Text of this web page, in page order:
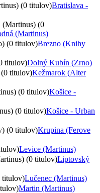
(0 titulov)Bratislava -
(Martinus) (0
(Martinus)
(0 titulov)Brezno (Knihy
titulov)Dolný Kubín (Zrno)
titulov)Kežmarok (Alter
(0 titulov)Košice -
(0 titulov)Košice - Urban
(0 titulov)Krupina (Ferove
Levice (Martinus)
(0 titulov)Liptovský
titulov)Lučenec (Martinus)
Martin (Martinus)